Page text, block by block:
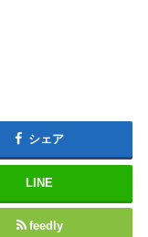
シェア
LINE
feedly